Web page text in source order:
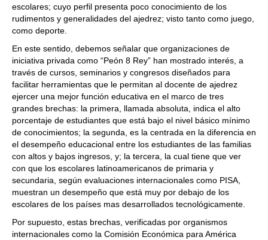
escolares; cuyo perfil presenta poco conocimiento de los
rudimentos y generalidades del ajedrez; visto tanto como juego,
como deporte.
En este sentido, debemos señalar que organizaciones de
iniciativa privada como “Peón 8 Rey” han mostrado interés, a
través de cursos, seminarios y congresos diseñados para
facilitar herramientas que le permitan al docente de ajedrez
ejercer una mejor función educativa en el marco de tres
grandes brechas: la primera, llamada absoluta, indica el alto
porcentaje de estudiantes que está bajo el nivel básico mínimo
de conocimientos; la segunda, es la centrada en la diferencia en
el desempeño educacional entre los estudiantes de las familias
con altos y bajos ingresos, y; la tercera, la cual tiene que ver
con que los escolares latinoamericanos de primaria y
secundaria, según evaluaciones internacionales como PISA,
muestran un desempeño que está muy por debajo de los
escolares de los países mas desarrollados tecnológicamente.
Por supuesto, estas brechas, verificadas por organismos
internacionales como la Comisión Económica para América